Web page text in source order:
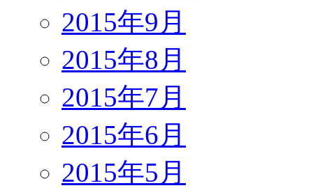
2015年9月
2015年8月
2015年7月
2015年6月
2015年5月